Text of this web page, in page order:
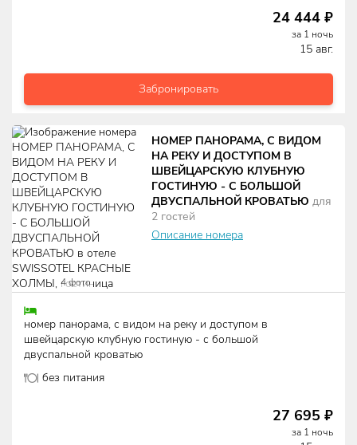
24 444 ₽
за 1 ночь
15 авг.
Забронировать
4фото
НОМЕР ПАНОРАМА, С ВИДОМ
НА РЕКУ И ДОСТУПОМ В
ШВЕЙЦАРСКУЮ КЛУБНУЮ
ГОСТИНУЮ - С БОЛЬШОЙ
ДВУСПАЛЬНОЙ КРОВАТЬЮ для
2 гостей
Описание номера
номер панорама, с видом на реку и доступом в
швейцарскую клубную гостиную - с большой
двуспальной кроватью
без питания
27 695 ₽
за 1 ночь